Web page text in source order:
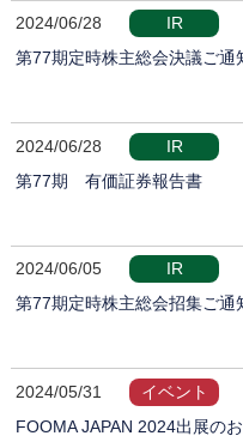
2024/06/28
IR
第77期定時株主総会決議ご通
2024/06/28
IR
第77期 有価証券報告書
2024/06/05
IR
第77期定時株主総会招集ご通
2024/05/31
イベント
FOOMA JAPAN 2024出展の